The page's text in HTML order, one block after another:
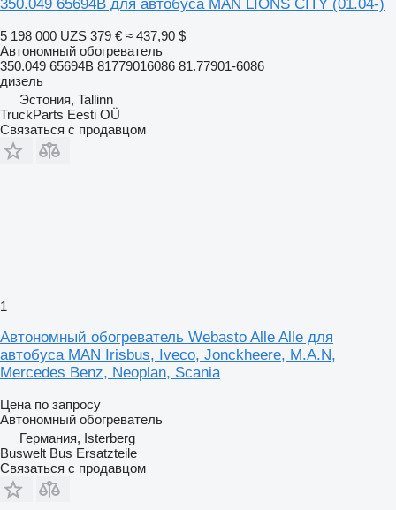
350.049 65694B для автобуса MAN LIONS CITY (01.04-)
5 198 000 UZS 379 € ≈ 437,90 $
Автономный обогреватель
350.049 65694B 81779016086 81.77901-6086
дизель
Эстония, Tallinn
TruckParts Eesti OÜ
Связаться с продавцом
1
Автономный обогреватель Webasto Alle Alle для
автобуса MAN Irisbus, Iveco, Jonckheere, M.A.N,
Mercedes Benz, Neoplan, Scania
Цена по запросу
Автономный обогреватель
Германия, Isterberg
Buswelt Bus Ersatzteile
Связаться с продавцом